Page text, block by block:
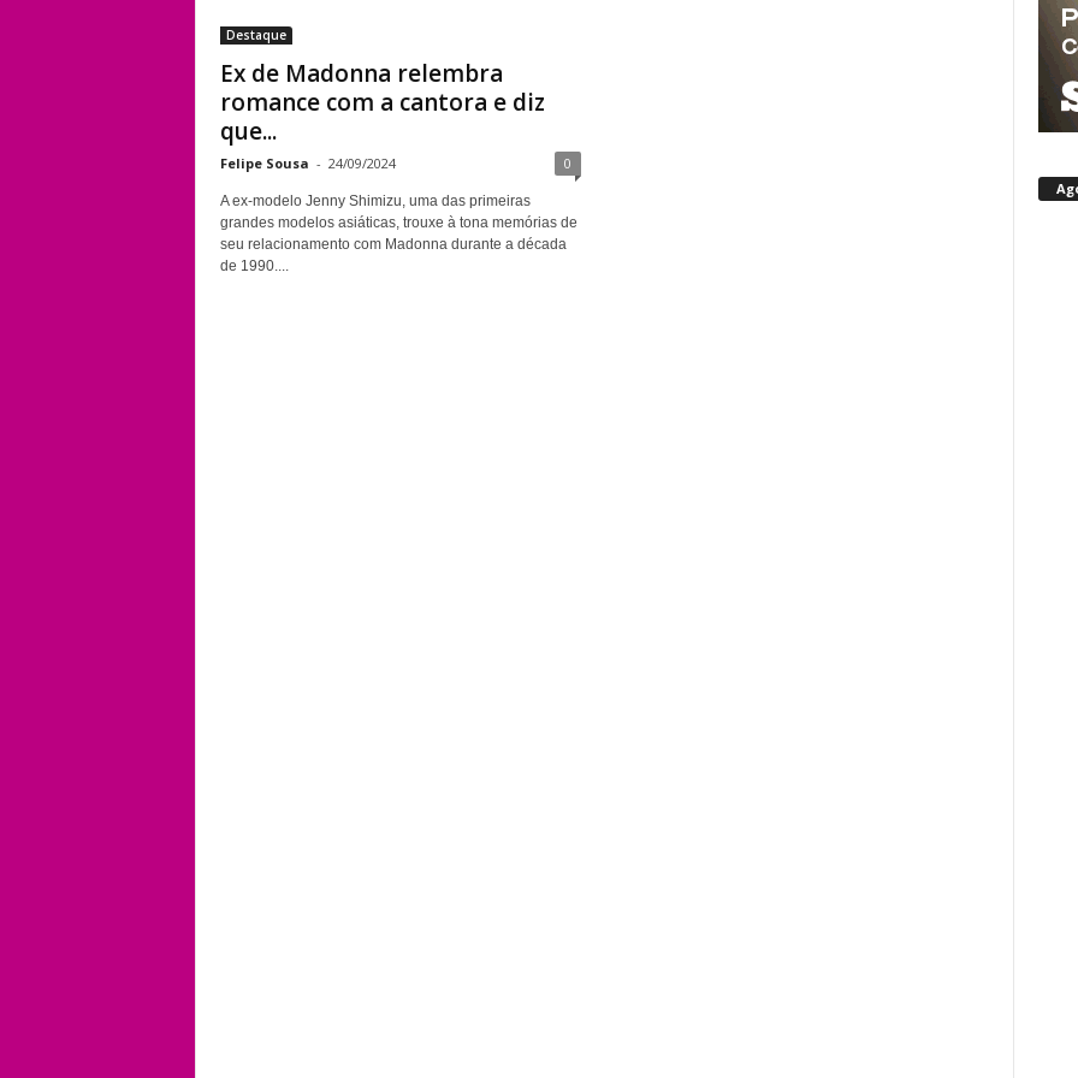
Destaque
Ex de Madonna relembra
romance com a cantora e diz
que...
Felipe Sousa - 24/09/2024 0
A ex-modelo Jenny Shimizu, uma das primeiras
grandes modelos asiáticas, trouxe à tona memórias de
seu relacionamento com Madonna durante a década
de 1990....